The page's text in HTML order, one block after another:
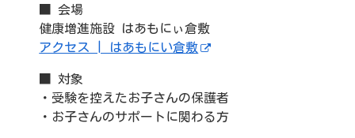
■ 会場
健康増進施設 はあもにぃ倉敷
アクセス | はあもにい倉敷
■ 対象
・受験を控えたお子さんの保護者
・お子さんのサポートに関わる方